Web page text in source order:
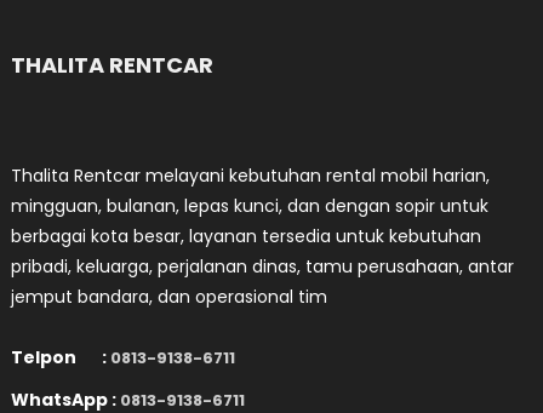
THALITA RENTCAR
Thalita Rentcar melayani kebutuhan rental mobil harian,
mingguan, bulanan, lepas kunci, dan dengan sopir untuk
berbagai kota besar, layanan tersedia untuk kebutuhan
pribadi, keluarga, perjalanan dinas, tamu perusahaan, antar
jemput bandara, dan operasional tim
Telpon : 0813-9138-6711
WhatsApp : 0813-9138-6711